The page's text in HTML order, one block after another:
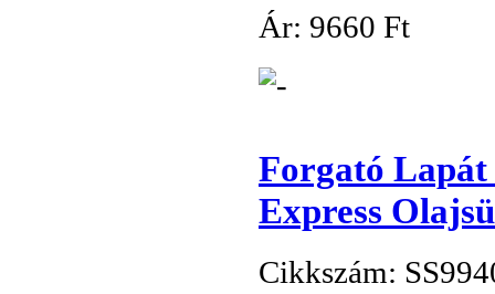
Ár: 9660 Ft
Forgató
Express
Cikkszám: